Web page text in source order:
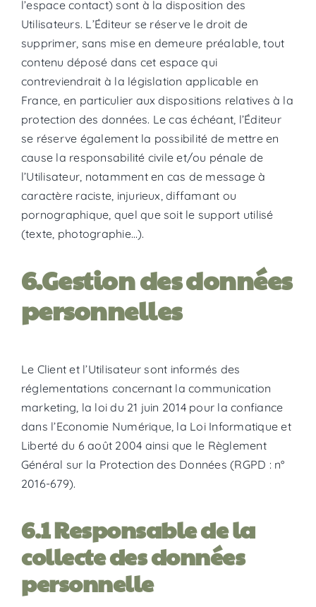
l’espace contact) sont à la disposition des
Utilisateurs. L’Éditeur se réserve le droit de
supprimer, sans mise en demeure préalable, tout
contenu déposé dans cet espace qui
contreviendrait à la législation applicable en
France, en particulier aux dispositions relatives à la
protection des données. Le cas échéant, l’Éditeur
se réserve également la possibilité de mettre en
cause la responsabilité civile et/ou pénale de
l’Utilisateur, notamment en cas de message à
caractère raciste, injurieux, diffamant ou
pornographique, quel que soit le support utilisé
(texte, photographie…).
6.Gestion des données
personnelles
Le Client et l’Utilisateur sont informés des
réglementations concernant la communication
marketing, la loi du 21 juin 2014 pour la confiance
dans l’Economie Numérique, la Loi Informatique et
Liberté du 6 août 2004 ainsi que le Règlement
Général sur la Protection des Données (RGPD : n°
2016-679).​
6.1 Responsable de la
collecte des données
personnelle